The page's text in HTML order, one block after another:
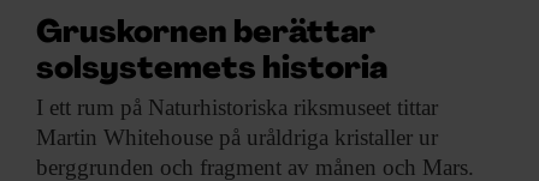
Gruskornen berättar
solsystemets historia
I ett rum på Naturhistoriska riksmuseet tittar
Martin Whitehouse på uråldriga kristaller ur
berggrunden och fragment av månen och Mars.